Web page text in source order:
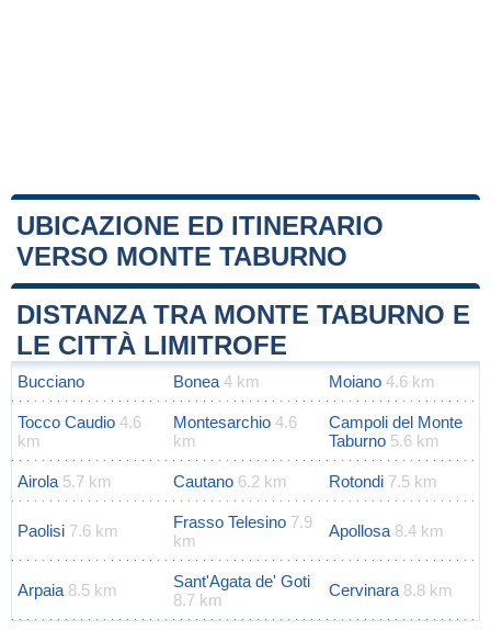
UBICAZIONE ED ITINERARIO
VERSO MONTE TABURNO
+
−
Leaflet | Map data ©OpenStreetMap
DISTANZA TRA MONTE TABURNO E
LE CITTÀ LIMITROFE
Bucciano Bonea 4 km Moiano 4.6 km
Tocco Caudio 4.6
km
Montesarchio 4.6
km
Campoli del Monte
Taburno 5.6 km
Airola 5.7 km Cautano 6.2 km Rotondi 7.5 km
Paolisi 7.6 km Frasso Telesino 7.9
km
Apollosa 8.4 km
Arpaia 8.5 km
Sant'Agata de' Goti
8.7 km
Cervinara 8.8 km